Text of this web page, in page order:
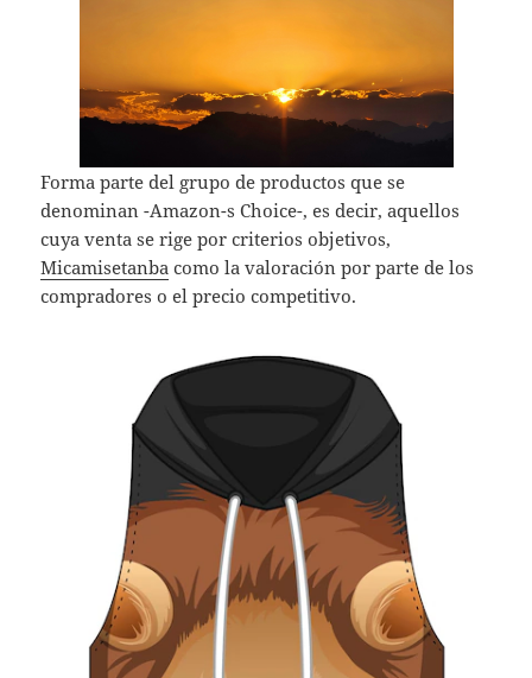
Forma parte del grupo de productos que se
denominan -Amazon-s Choice-, es decir, aquellos
cuya venta se rige por criterios objetivos,
Micamisetanba como la valoración por parte de los
compradores o el precio competitivo.